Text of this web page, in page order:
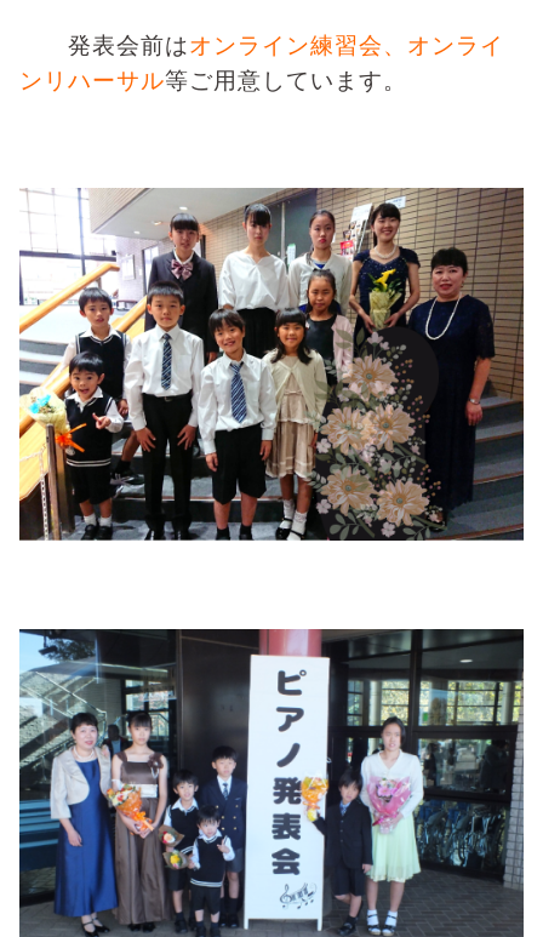
発表会前はオンライン練習会、オンライ
ンリハーサル等ご用意しています。